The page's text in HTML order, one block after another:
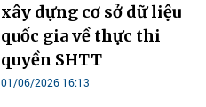
xây dựng cơ sở dữ liệu
quốc gia về thực thi
quyền SHTT
01/06/2026 16:13